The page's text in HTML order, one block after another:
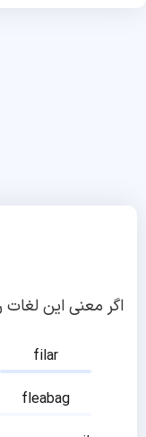
اگر معنی این
filar
fleabag